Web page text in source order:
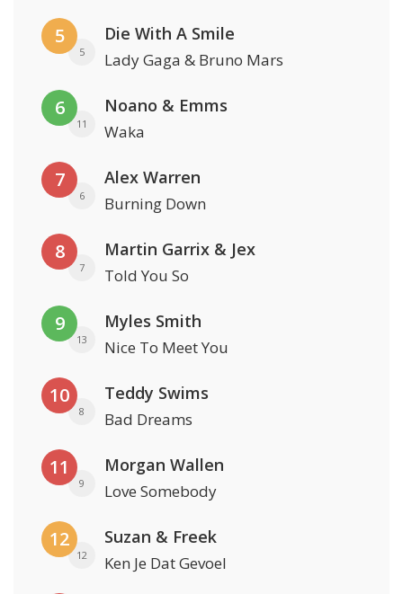
5
5
Die With A Smile
Lady Gaga & Bruno Mars
6
11
Noano & Emms
Waka
7
6
Alex Warren
Burning Down
8
7
Martin Garrix & Jex
Told You So
9
13
Myles Smith
Nice To Meet You
10
8
Teddy Swims
Bad Dreams
11
9
Morgan Wallen
Love Somebody
12
12
Suzan & Freek
Ken Je Dat Gevoel